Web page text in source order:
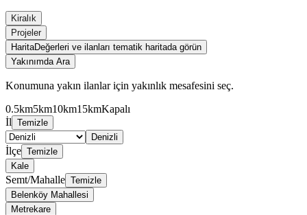
Kiralık
Projeler
HaritaDeğerleri ve ilanları tematik haritada görün
Yakınımda Ara
Konumuna yakın ilanlar için yakınlık mesafesini seç.
0.5km5km10km15kmKapalı
İl Temizle
Denizli
İlçe Temizle
Kale
Semt/Mahalle Temizle
Belenköy Mahallesi
Metrekare